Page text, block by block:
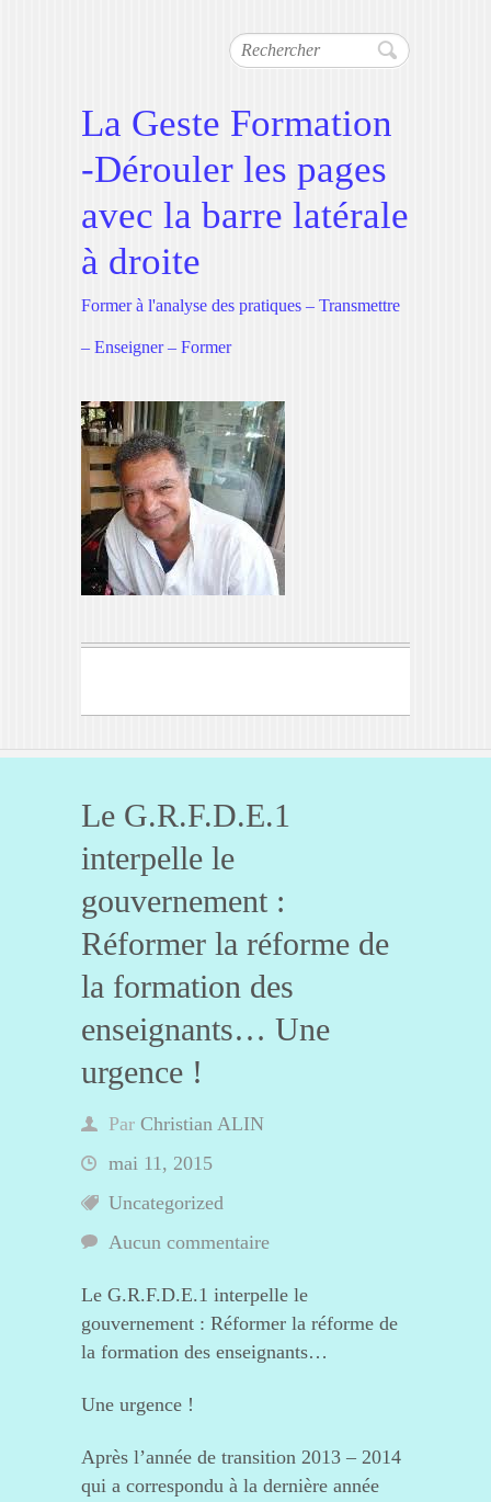
Rechercher
La Geste Formation
-Dérouler les pages
avec la barre latérale
à droite
Former à l'analyse des pratiques – Transmettre
– Enseigner – Former
Le G.R.F.D.E.1
interpelle le
gouvernement :
Réformer la réforme de
la formation des
enseignants… Une
urgence !
Par Christian ALIN
mai 11, 2015
Uncategorized
Aucun commentaire
Le G.R.F.D.E.1 interpelle le
gouvernement : Réformer la réforme de
la formation des enseignants…
Une urgence !
Après l’année de transition 2013 – 2014
qui a correspondu à la dernière année